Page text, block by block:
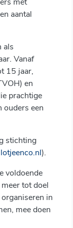
aantal
als
Vanaf
15 jaar,
en
prachtige
ouders een
stichting
).
voldoende
tot doel
in
mee doen